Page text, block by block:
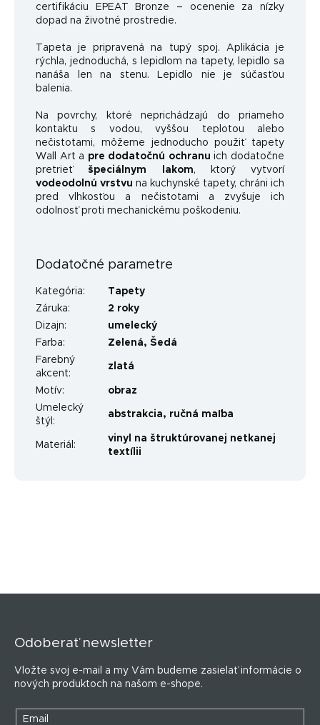
certifikáciu EPEAT Bronze – ocenenie za nízky
dopad na životné prostredie.
Tapeta je pripravená na tupý spoj. Aplikácia je
rýchla, jednoduchá, s lepidlom na tapety, lepidlo sa
nanáša len na stenu. Lepidlo nie je súčasťou
balenia.
Na povrchy, ktoré neprichádzajú do priameho
kontaktu s vodou, vyššou teplotou alebo
nečistotami, môžeme jednoducho použiť tapety
Wall Art a pre dodatočnú ochranu ich dodatočne
pretrieťšpeciálnym lakom, ktorý vytvorí
vodeodolnú vrstvu na kuchynské tapety, chráni ich
pred vlhkosťou a nečistotami a zvyšuje ich
odolnosť proti mechanickému poškodeniu.
Dodatočné parametre
Kategória:
Tapety
Záruka:
2 roky
Dizajn:
umelecký
Farba: Zelená, Šedá
Farebný
akcent:
zlatá
Motív:
obraz
Umelecký
štýl :
abstrakcia, ručná maľba
Materiál :
vinyl na štruktúrovanej netkanej
textílii
Odoberať newsletter
Vložte svoj e-mail a my Vám budeme zasielať informácie o
nových produktoch na našom e-shope.
Email